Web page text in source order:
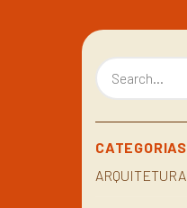
CATEGORIAS
ARQUITETURA